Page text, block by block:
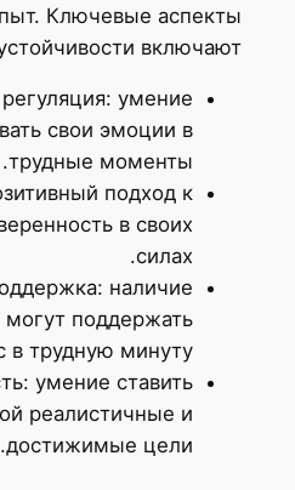
Ключевые аспекты
включают:
умение
свои эмоции в
трудные моменты.
подход к
в своих
силах.
наличие
поддержать
в трудную минуту.
умение ставить
реалистичные и
достижимые цели.